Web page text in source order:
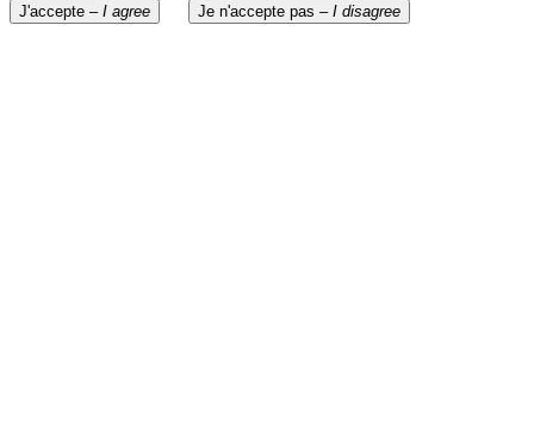
J'accepte – I agree Je n'accepte pas – I disagree